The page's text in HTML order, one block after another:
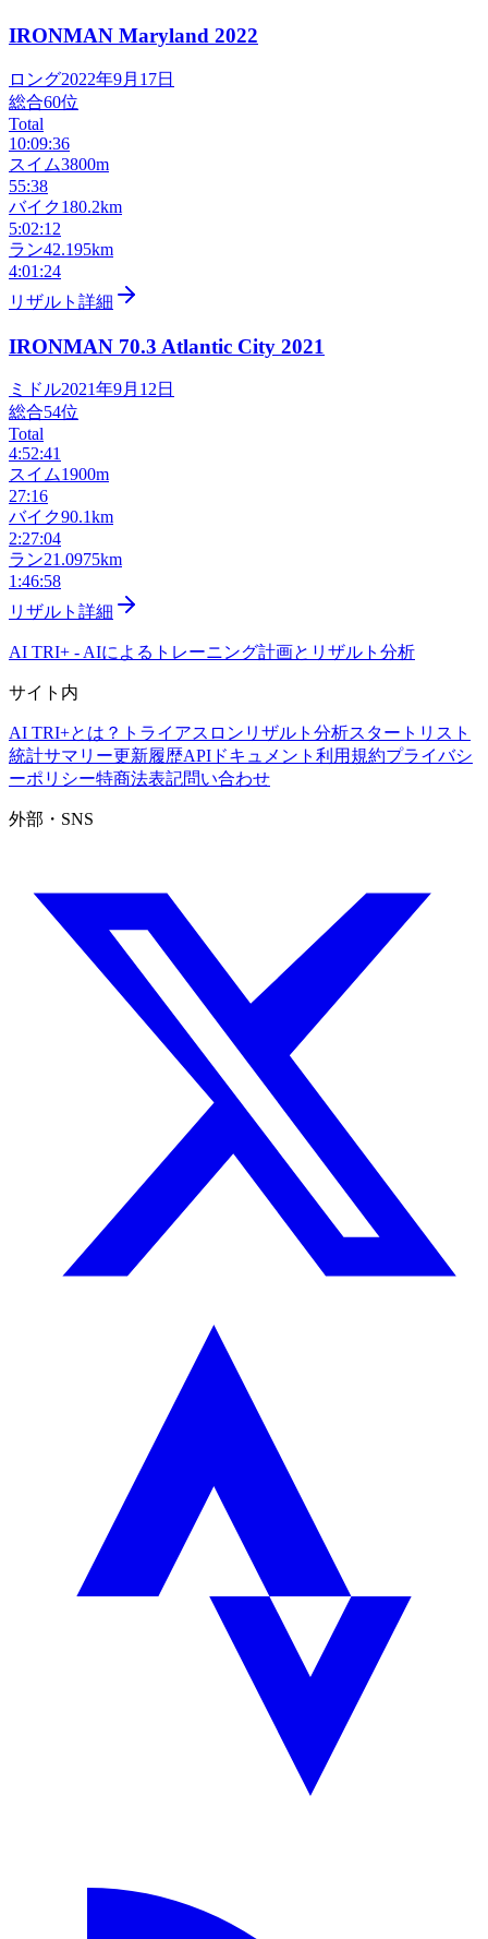
IRONMAN Maryland 2022
ロング2022年9月17日
総合60位
Total
10:09:36
スイム3800m
55:38
バイク180.2km
5:02:12
ラン42.195km
4:01:24
リザルト詳細
IRONMAN 70.3 Atlantic City 2021
ミドル2021年9月12日
総合54位
Total
4:52:41
スイム1900m
27:16
バイク90.1km
2:27:04
ラン21.0975km
1:46:58
リザルト詳細
AI TRI+ - AIによるトレーニング計画とリザルト分析
サイト内
AI TRI+とは？ トライアスロンリザルト分析スタートリスト
統計サマリー更新履歴APIドキュメント 利用規約プライバシ
ーポリシー特商法表記問い合わせ
外部・SNS